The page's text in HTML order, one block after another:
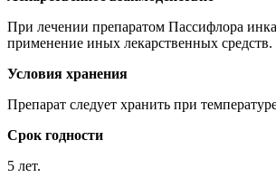
При лечении препаратом Пассифлора
применение иных лекарственных средств.
Условия хранения
Препарат следует хранить при
Срок годности
5 лет.